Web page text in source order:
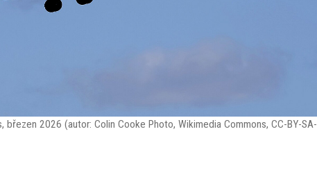
2026 (autor: Colin Cooke Photo, Wikimedia Commons, CC-BY-SA-